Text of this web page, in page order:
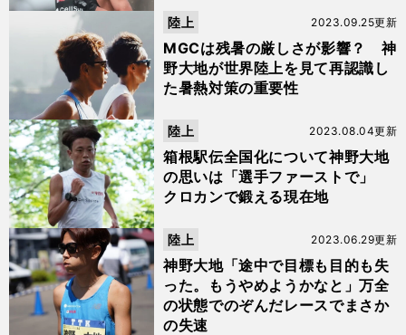
バ
MGCは残暑の厳しさが影響？ 神
野大地が世界陸上を見て再認識し
た暑熱対策の重要性
2023.09.25更新
陸上
箱根駅伝全国化について神野大地
の思いは「選手ファーストで」
クロカンで鍛える現在地
2023.08.04更新
陸上
神野大地「途中で目標も目的も失
った。もうやめようかなと」万全
の状態でのぞんだレースでまさか
の失速
2023.06.29更新
陸上